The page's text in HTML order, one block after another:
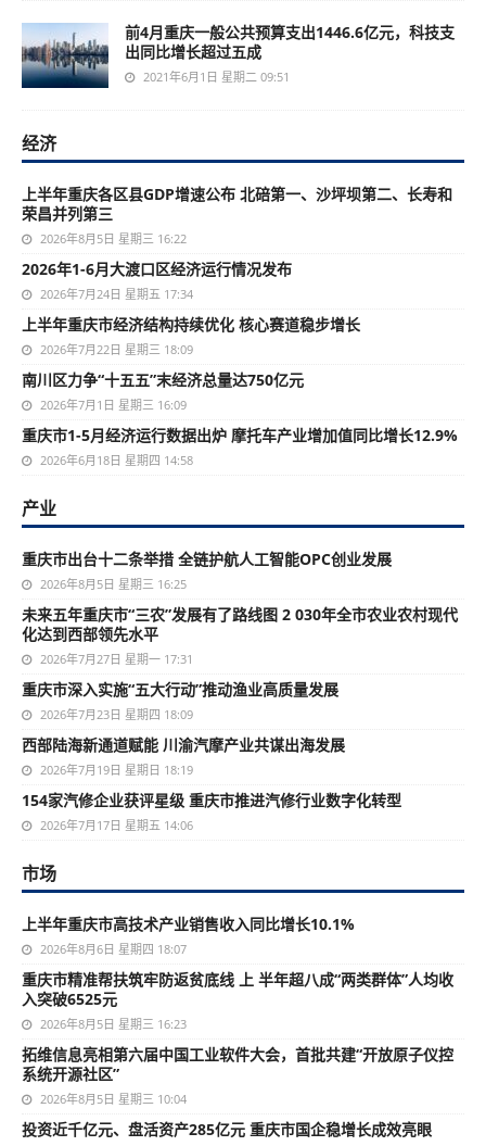
前4月重庆一般公共预算支出1446.6亿元，科技支
出同比增长超过五成
2021年6月1日 星期二 09:51
经济
上半年重庆各区县GDP增速公布 北碚第一、沙坪坝第二、长寿和
荣昌并列第三
2026年8月5日 星期三 16:22
2026年1-6月大渡口区经济运行情况发布
2026年7月24日 星期五 17:34
上半年重庆市经济结构持续优化 核心赛道稳步增长
2026年7月22日 星期三 18:09
南川区力争“十五五”末经济总量达750亿元
2026年7月1日 星期三 16:09
重庆市1-5月经济运行数据出炉 摩托车产业增加值同比增长12.9%
2026年6月18日 星期四 14:58
产业
重庆市出台十二条举措 全链护航人工智能OPC创业发展
2026年8月5日 星期三 16:25
未来五年重庆市“三农”发展有了路线图 2 030年全市农业农村现代
化达到西部领先水平
2026年7月27日 星期一 17:31
重庆市深入实施“五大行动”推动渔业高质量发展
2026年7月23日 星期四 18:09
西部陆海新通道赋能 川渝汽摩产业共谋出海发展
2026年7月19日 星期日 18:19
154家汽修企业获评星级 重庆市推进汽修行业数字化转型
2026年7月17日 星期五 14:06
市场
上半年重庆市高技术产业销售收入同比增长10.1%
2026年8月6日 星期四 18:07
重庆市精准帮扶筑牢防返贫底线 上 半年超八成“两类群体”人均收
入突破6525元
2026年8月5日 星期三 16:23
拓维信息亮相第六届中国工业软件大会，首批共建“开放原子仪控
系统开源社区”
2026年8月5日 星期三 10:04
投资近千亿元、盘活资产285亿元 重庆市国企稳增长成效亮眼